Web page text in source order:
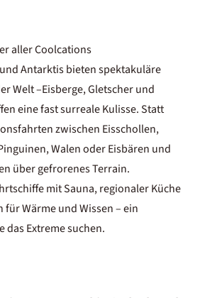
aller Coolcations
Antarktis bieten spektakuläre
Welt –Eisberge, Gletscher und
eine fast surreale Kulisse. Statt
zwischen Eisschollen,
Walen oder Eisbären und
über gefrorenes Terrain.
mit Sauna, regionaler Küche
Wärme und Wissen – ein
das Extreme suchen.